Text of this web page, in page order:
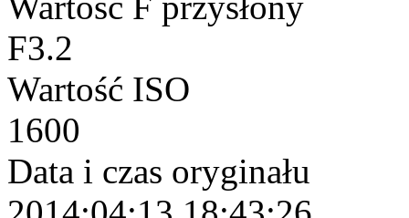
F3.2
Wartość ISO
1600
Data i czas oryginału